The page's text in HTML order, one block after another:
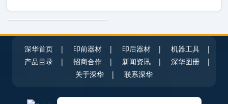
深华首页 | 印前器材 | 印后器材 | 机器工具
|
产品目录
| 招商合作 | 新闻资讯 | 深华图册
|
关于深华
| 联系深华